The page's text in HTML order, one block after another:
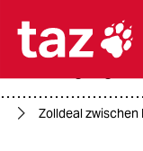

Zolldeal zwischen